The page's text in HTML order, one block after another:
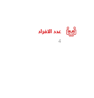
عدد الافراد
4